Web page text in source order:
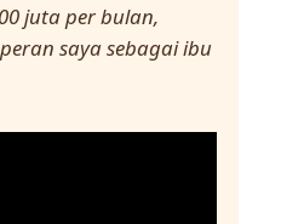
juta per bulan,
saya sebagai ibu